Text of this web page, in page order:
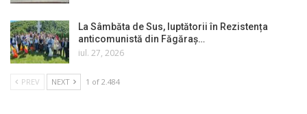
La Sâmbăta de Sus, luptătorii în Rezistența
anticomunistă din Făgăraș…
iul. 27, 2026
PREV NEXT 1 of 2.484